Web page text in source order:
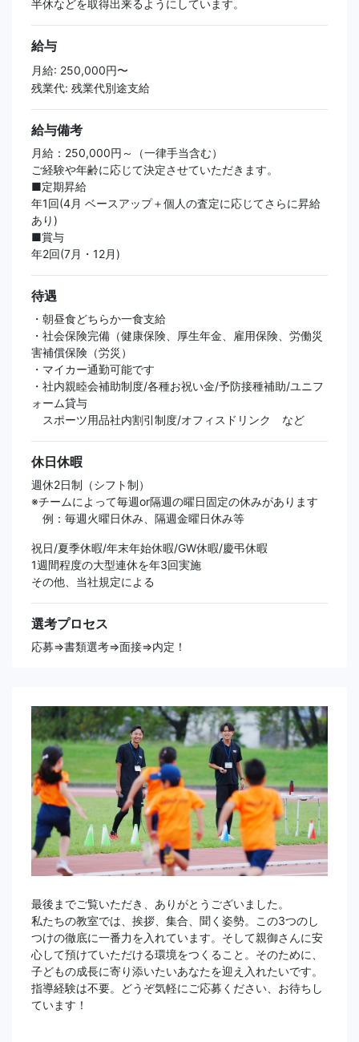
半休などを取得出来るようにしています。
給与
月給: 250,000円〜
残業代: 残業代別途支給
給与備考
月給：250,000円～（一律手当含む）
ご経験や年齢に応じて決定させていただきます。
■定期昇給
年1回(4月 ベースアップ＋個人の査定に応じてさらに昇給
あり)
■賞与
年2回(7月・12月)
待遇
・朝昼食どちらか一食支給
・社会保険完備（健康保険、厚生年金、雇用保険、労働災
害補償保険（労災）
・マイカー通勤可能です
・社内親睦会補助制度/各種お祝い金/予防接種補助/ユニフ
ォーム貸与
スポーツ用品社内割引制度/オフィスドリンク など
休日休暇
週休2日制（シフト制）
※チームによって毎週or隔週の曜日固定の休みがあります
例：毎週火曜日休み、隔週金曜日休み等
祝日/夏季休暇/年末年始休暇/GW休暇/慶弔休暇
1週間程度の大型連休を年3回実施
その他、当社規定による
選考プロセス
応募⇒書類選考⇒面接⇒内定！
最後までご覧いただき、ありがとうございました。
私たちの教室では、挨拶、集合、聞く姿勢。この3つのし
つけの徹底に一番力を入れています。そして親御さんに安
心して預けていただける環境をつくること。そのために、
子どもの成長に寄り添いたいあなたを迎え入れたいです。
指導経験は不要。どうぞ気軽にご応募ください、お待ちし
ています！